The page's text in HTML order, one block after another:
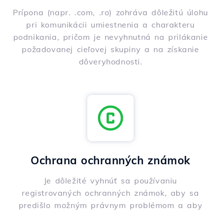
Prípona (napr. .com, .ro) zohráva dôležitú úlohu
pri komunikácii umiestnenia a charakteru
podnikania, pričom je nevyhnutná na prilákanie
požadovanej cieľovej skupiny a na získanie
dôveryhodnosti.
Ochrana ochranných známok
Je dôležité vyhnúť sa používaniu
registrovaných ochranných známok, aby sa
predišlo možným právnym problémom a aby